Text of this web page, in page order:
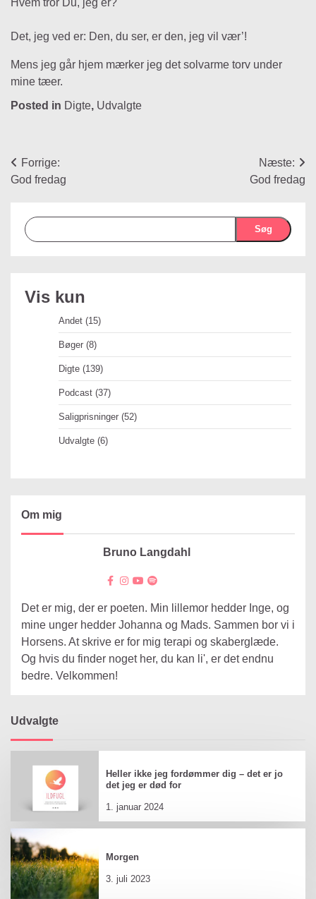
Det, jeg ved er: Den, du ser, er den, jeg vil vær’!
Mens jeg går hjem mærker jeg det solvarme torv under
mine tæer.
Posted in Digte, Udvalgte
Indlægsnavigation
Forrige:
God fredag
Næste:
God fredag
Søg
Vis kun
Andet (15)
Bøger (8)
Digte (139)
Podcast (37)
Saligprisninger (52)
Udvalgte (6)
Om mig
Bruno Langdahl
Det er mig, der er poeten. Min lillemor hedder Inge, og
mine unger hedder Johanna og Mads. Sammen bor vi i
Horsens. At skrive er for mig terapi og skaberglæde.
Og hvis du finder noget her, du kan li', er det endnu
bedre. Velkommen!
Udvalgte
Heller ikke jeg fordømmer dig – det er jo
det jeg er død for
1. januar 2024
Morgen
3. juli 2023